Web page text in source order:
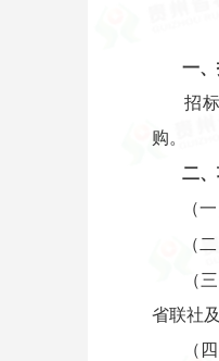
一
招
购。
二
（
（
（
省联社
（